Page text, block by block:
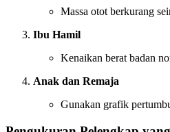
Massa otot berkurang
Ibu Hamil
Kenaikan berat badan
Anak dan Remaja
Gunakan grafik